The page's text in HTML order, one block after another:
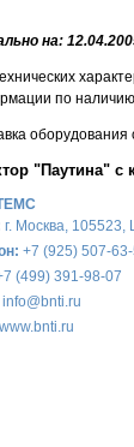
на:
по
оборудования
"Паутина"
г. Москва,
+7 (925) 507-
(499) 391-98-07
info@bnti.ru
www.bnti.ru